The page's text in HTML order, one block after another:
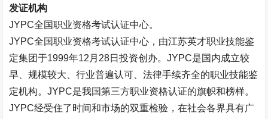
发证机构
JYPC全国职业资格考试认证中心。
JYPC全国职业资格考试认证中心，由江苏英才职业技能鉴
定集团于1999年12 月 28日投资创办。JYPC是国内成立较
早、规模较大、行业普遍认可、法律手续齐全的职业技能鉴
定机构。JYPC是我国第三方职业资格认证的旗帜和榜样。
JYPC经受住了时间和市场的双重检验，在社会各界具有广